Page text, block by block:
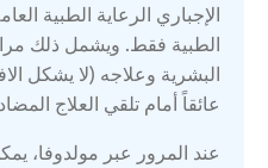
الإجباري الرعاية الطبية
الطبية فقط. ويشمل ذلك
البشرية وعلاجه (لا يشكل
عائقاً أمام تلقي العلاج
عند المرور عبر مولدوفا،
سربين
سلوفاكيا